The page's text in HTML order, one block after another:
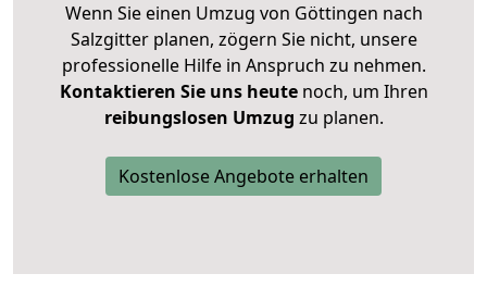
Wenn Sie einen Umzug von Göttingen nach
Salzgitter planen, zögern Sie nicht, unsere
professionelle Hilfe in Anspruch zu nehmen.
Kontaktieren Sie uns heutenoch, um Ihren
reibungslosen Umzug zu planen.
Kostenlose Angebote erhalten